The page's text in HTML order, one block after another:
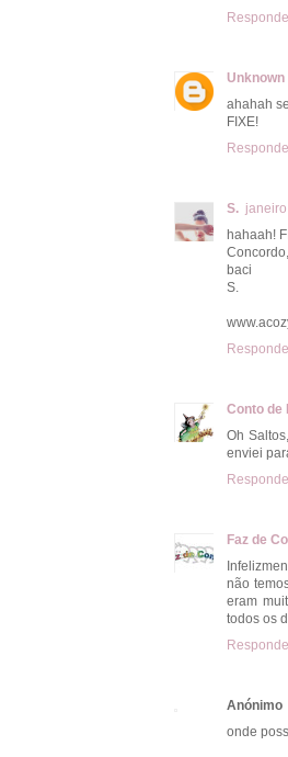
Unknown
ahahah
FIXE!
S.
hahaah!
baci
S.
Conto de
Oh
enviei
Faz de
não
eram
todos os
Anónimo
onde